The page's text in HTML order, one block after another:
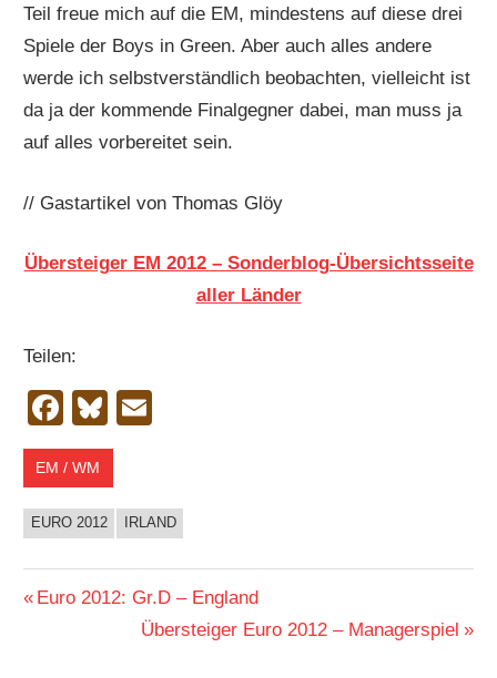
Teil freue mich auf die EM, mindestens auf diese drei
Spiele der Boys in Green. Aber auch alles andere
werde ich selbstverständlich beobachten, vielleicht ist
da ja der kommende Finalgegner dabei, man muss ja
auf alles vorbereitet sein.
// Gastartikel von Thomas Glöy
Übersteiger EM 2012 – Sonderblog-Übersichtsseite
aller Länder
Teilen:
Facebook
Bluesky
EM / WM
EURO 2012 IRLAND
Beitragsnavigation
Vorheriger
Euro 2012: Gr.D – England
Nächster
Übersteiger Euro 2012 – Managerspiel